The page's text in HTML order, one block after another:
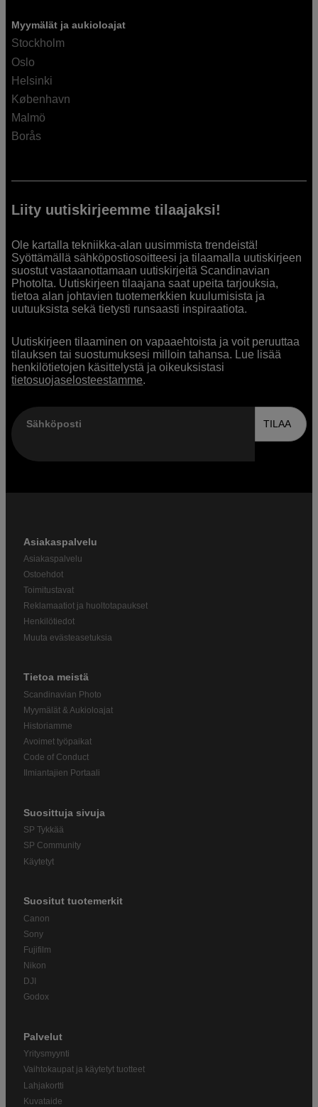
Myymälät ja aukioloajat
Stockholm
Oslo
Helsinki
København
Malmö
Borås
Liity uutiskirjeemme tilaajaksi!
Ole kartalla tekniikka-alan uusimmista trendeistä!
Syöttämällä sähköpostiosoitteesi ja tilaamalla uutiskirjeen
suostut vastaanottamaan uutiskirjeitä Scandinavian
Photolta. Uutiskirjeen tilaajana saat upeita tarjouksia,
tietoa alan johtavien tuotemerkkien kuulumisista ja
uutuuksista sekä tietysti runsaasti inspiraatiota.
Uutiskirjeen tilaaminen on vapaaehtoista ja voit peruuttaa
tilauksen tai suostumuksesi milloin tahansa. Lue lisää
henkilötietojen käsittelystä ja oikeuksistasi
tietosuojaselosteestamme.
Sähköposti TILAA
Asiakaspalvelu
Asiakaspalvelu
Ostoehdot
Toimitustavat
Reklamaatiot ja huoltotapaukset
Henkilötiedot
Muuta evästeasetuksia
Tietoa meistä
Scandinavian Photo
Myymälät & Aukioloajat
Historiamme
Avoimet työpaikat
Code of Conduct
Ilmiantajien Portaali
Suosittuja sivuja
SP Tykkää
SP Community
Käytetyt
Suositut tuotemerkit
Canon
Sony
Fujifilm
Nikon
DJI
Godox
Palvelut
Yritysmyynti
Vaihtokaupat ja käytetyt tuotteet
Lahjakortti
Kuvataide